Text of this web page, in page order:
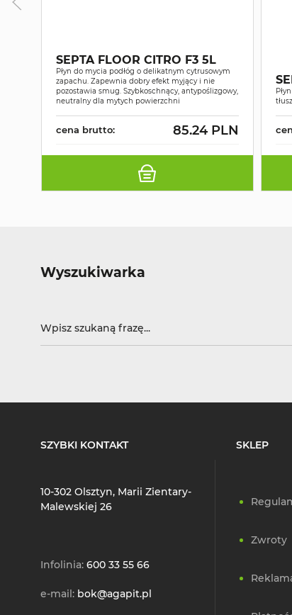
SEPTA FLOOR CITRO F3 5L
Płyn do mycia podłóg o delikatnym cytrusowym
zapachu. Zapewnia dobry efekt myjący i nie
pozostawia smug. Szybkoschnący, antypoślizgowy,
neutralny dla mytych powierzchni
cena brutto: 85.24 PLN
Wyszukiwarka
SZYBKI KONTAKT
10-302 Olsztyn, Marii Zientary-
Malewskiej 26
Infolinia: 600 33 55 66
e-mail: bok@agapit.pl
SKLEP
Zwroty